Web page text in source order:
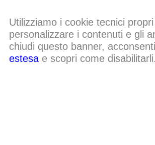
Utilizziamo i cookie tecnici
personalizzare i contenuti e gli
chiudi questo banner,
estesae scopri come